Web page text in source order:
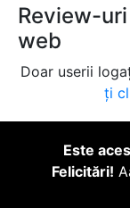
Review-
web
Doar userii
ți
Este
Felicitări!